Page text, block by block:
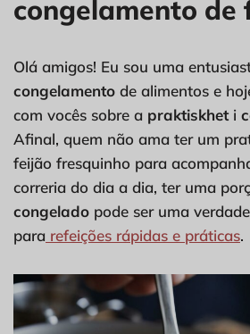
congelamento de
Olá amigos! Eu sou uma
congelamento de alimentos e
com vocês sobre a praktiskheti
Afinal, quem não ama ter um
feijão fresquinho para
correria do dia a dia, ter uma
congelado pode ser uma
para refeições rápidas e práticas.